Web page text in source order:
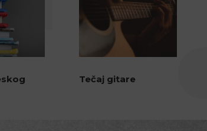
Tečaj gitare